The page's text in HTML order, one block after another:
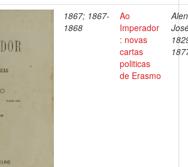
1867; 1867-
1868
Ao
Imperador
: novas
cartas
politicas
de Erasmo